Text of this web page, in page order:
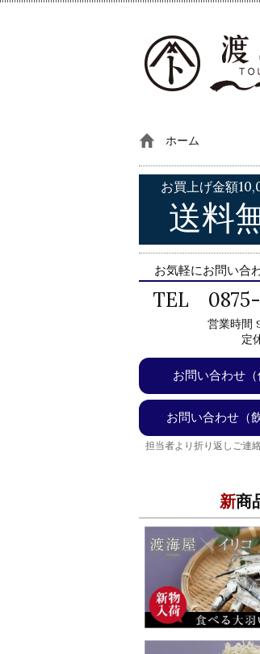
ホーム
お買上げ金額
送料
お気軽にお問い合
TEL
営業時間
定
お問い合わせ（
お問い合わせ（
担当者より折り返しご連
新